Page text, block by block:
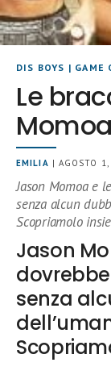
DIS BOYS | GAME
Le
EMILIA | AGOSTO
Jason Momoa e
senza alcun
Scopriamolo
Jason
senza